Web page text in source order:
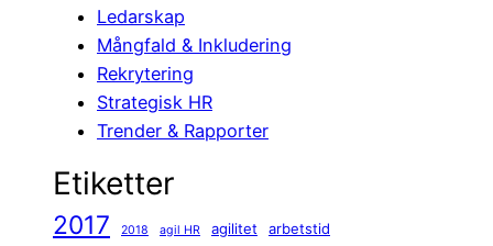
Ledarskap
Mångfald & Inkludering
Rekrytering
Strategisk HR
Trender & Rapporter
Etiketter
2017 2018 agil HR agilitet arbetstid